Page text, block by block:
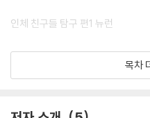
인체 친구들 탐구 편1 뉴런
2화 긴장하면 교감 신경이 짜잔!
목차